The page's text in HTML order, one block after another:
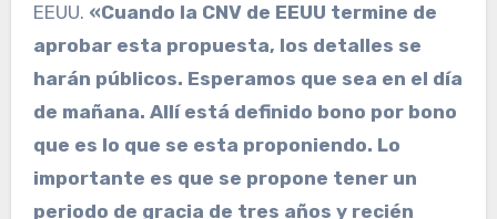
EEUU. «Cuando la CNV de EEUU termine de
aprobar esta propuesta, los detalles se
harán públicos. Esperamos que sea en el día
de mañana. Allí está definido bono por bono
que es lo que se esta proponiendo. Lo
importante es que se propone tener un
periodo de gracia de tres años y recién